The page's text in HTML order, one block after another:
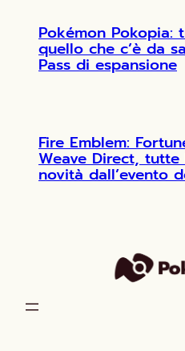
Pokémon Pokopia:
quello che c’è da
Pass di espansione
Fire Emblem:
Weave Direct, tutte
novità dall’evento